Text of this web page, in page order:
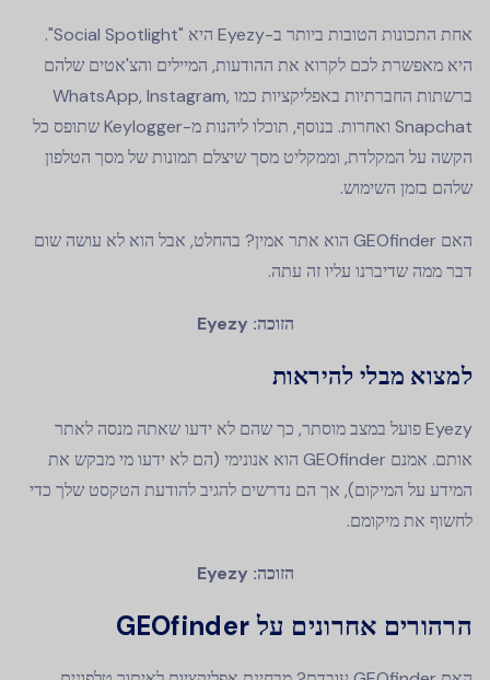
אחת התכונות הטובות ביותר ב-Eyezy היא "Social Spotlight".
היא מאפשרת לכם לקרוא את ההודעות, המיילים והצ'אטים שלהם
ברשתות החברתיות באפליקציות כמו WhatsApp, Instagram,
Snapchat ואחרות. בנוסף, תוכלו ליהנות מ-Keylogger שתופס כל
הקשה על המקלדת, וממקליט מסך שיצלם תמונות של מסך הטלפון
שלהם בזמן השימוש.
האם GEOfinder הוא אתר אמין? בהחלט, אבל הוא לא עושה שום
דבר ממה שדיברנו עליו זה עתה.
הזוכה: Eyezy
למצוא מבלי להיראות
Eyezy פועל במצב מוסתר, כך שהם לא ידעו שאתה מנסה לאתר
אותם. אמנם GEOfinder הוא אנונימי (הם לא ידעו מי מבקש את
המידע על המיקום), אך הם נדרשים להגיב להודעת הטקסט שלך כדי
לחשוף את מיקומם.
הזוכה: Eyezy
הרהורים אחרונים על GEOfinder